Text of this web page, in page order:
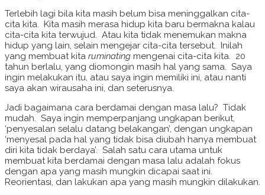
Terlebih lagi bila kita masih belum bisa meninggalkan cita-
cita kita. Kita masih merasa hidup kita baru bermakna kalau
cita-cita kita terwujud. Atau kita tidak menemukan makna
hidup yang lain, selain mengejar cita-cita tersebut. Inilah
yang membuat kita ruminating mengenai cita-cita kita. 20
tahun berlalu, yang diomongin masih hal yang sama. Saya
ingin melakukan itu, atau saya ingin memiliki ini, atau nanti
saya akan wirausaha ini, dan seterusnya.
Jadi bagaimana cara berdamai dengan masa lalu? Tidak
mudah. Saya ingin memperpanjang ungkapan berikut,
‘penyesalan selalu datang belakangan’, dengan ungkapan
‘menyesal pada hal yang tidak bisa diubah hanya membuat
diri kita tidak berdaya’. Salah satu cara utama untuk
membuat kita berdamai dengan masa lalu adalah fokus
dengan apa yang masih mungkin dicapai saat ini.
Reorientasi, dan lakukan apa yang masih mungkin dilakukan.